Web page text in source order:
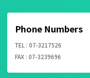
Phone Numbers
TEL : 07-3217526
FAX : 07-3239696